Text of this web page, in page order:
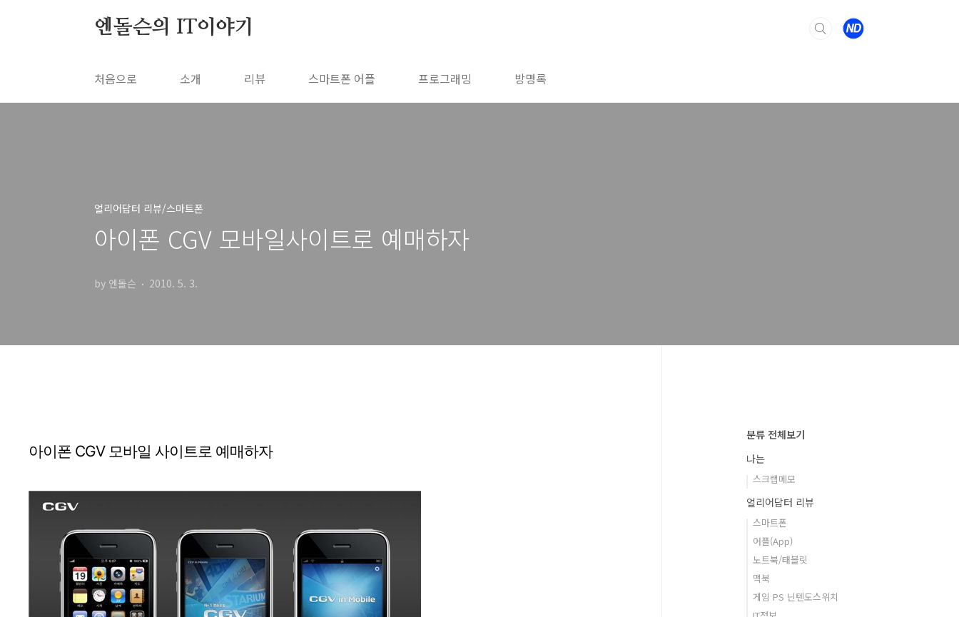
엔돌슨의 IT이야기
처음으로 소개 리뷰 스마트폰 어플 프로그래밍 방명록
얼리어답터 리뷰/스마트폰
아이폰 CGV 모바일사이트로 예매하자
by 엔돌슨 2010. 5. 3.
아이폰 CGV 모바일 사이트로 예매하자
분류 전체보기
나는
스크랩메모
얼리어답터 리뷰
스마트폰
어플(App)
노트북/태블릿
맥북
게임 PS 닌텐도스위치